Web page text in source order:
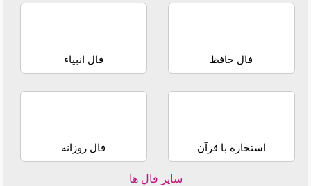
فال حافظ فال انبیاء
استخاره با قرآن فال روزانه
سایر فال ها